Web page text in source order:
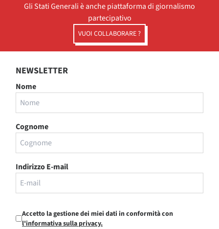
Gli Stati Generali è anche piattaforma di giornalismo
partecipativo
VUOI COLLABORARE ?
NEWSLETTER
Nome
Cognome
Indirizzo E-mail
Accetto la gestione dei miei dati in conformità con
l'informativa sulla privacy.